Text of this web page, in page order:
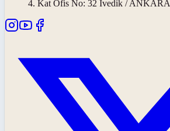
4. Kat Ofis No: 32 İvedik / ANKARA